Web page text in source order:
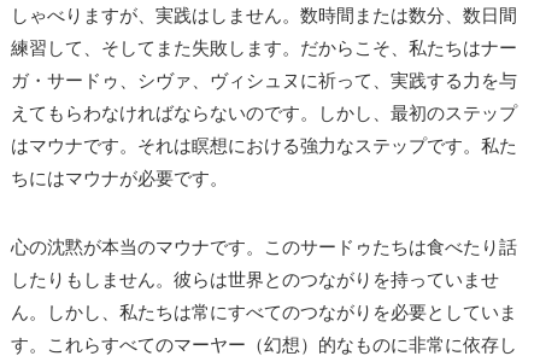
しゃべりますが、実践はしません。数時間または数分、数日間
練習して、そしてまた失敗します。だからこそ、私たちはナー
ガ・サードゥ、シヴァ、ヴィシュヌに祈って、実践する力を与
えてもらわなければならないのです。しかし、最初のステップ
はマウナです。それは瞑想における強力なステップです。私た
ちにはマウナが必要です。
心の沈黙が本当のマウナです。このサードゥたちは食べたり話
したりもしません。彼らは世界とのつながりを持っていませ
ん。しかし、私たちは常にすべてのつながりを必要としていま
す。これらすべてのマーヤー（幻想）的なものに非常に依存し